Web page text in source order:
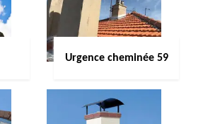
Urgence cheminée 59